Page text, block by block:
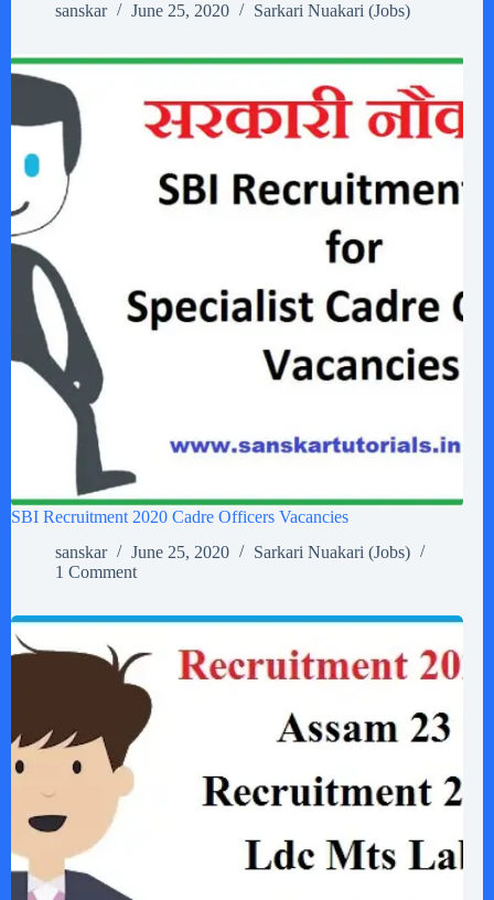
sanskar
June 25, 2020 Sarkari Nuakari (Jobs)
SBI Recruitment 2020 Cadre Officers Vacancies
sanskar
June 25, 2020
Sarkari Nuakari (Jobs)
1 Comment